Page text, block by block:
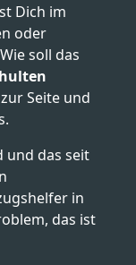
Dich im
oder
soll das
Seite und
und das seit
in
das ist